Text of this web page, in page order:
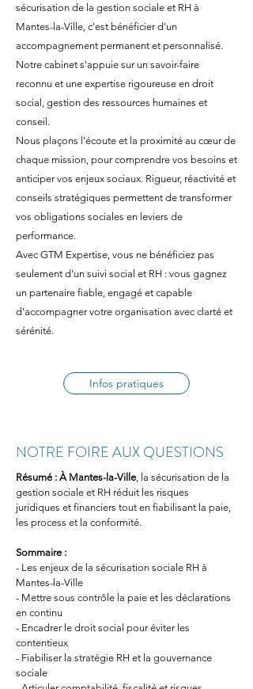
sécurisation de la gestion sociale et RH à
Mantes-la-Ville, c'est bénéficier d'un
accompagnement permanent et personnalisé.
Notre cabinet s'appuie sur un savoir-faire
reconnu et une expertise rigoureuse en droit
social, gestion des ressources humaines et
conseil.
Nous plaçons l'écoute et la proximité au cœur de
chaque mission, pour comprendre vos besoins et
anticiper vos enjeux sociaux. Rigueur, réactivité et
conseils stratégiques permettent de transformer
vos obligations sociales en leviers de
performance.
Avec GTM Expertise, vous ne bénéficiez pas
seulement d'un suivi social et RH : vous gagnez
un partenaire fiable, engagé et capable
d'accompagner votre organisation avec clarté et
sérénité.
Infos pratiques
NOTRE FOIRE AUX QUESTIONS
Résumé : À Mantes-la-Ville, la sécurisation de la
gestion sociale et RH réduit les risques
juridiques et financiers tout en fiabilisant la paie,
les process et la conformité.
Sommaire :
- Les enjeux de la sécurisation sociale RH à
Mantes-la-Ville
- Mettre sous contrôle la paie et les déclarations
en continu
- Encadrer le droit social pour éviter les
contentieux
- Fiabiliser la stratégie RH et la gouvernance
sociale